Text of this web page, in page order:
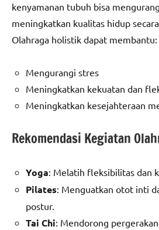
kenyamanan tubuh bisa
meningkatkan kualitas hidup
Olahraga holistik dapat membantu:
Mengurangi stres
Meningkatkan kekuatan dan
Meningkatkan kesejahteraan
Rekomendasi Kegiatan
Yoga: Melatih fleksibilitas dan
Pilates: Menguatkan otot inti
postur.
Tai Chi: Mendorong